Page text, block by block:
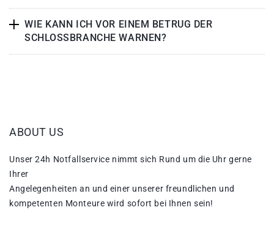
WIE KANN ICH VOR EINEM BETRUG DER
SCHLOSSBRANCHE WARNEN?
ABOUT US
Unser 24h Notfallservice nimmt sich Rund um die Uhr gerne
Ihrer
Angelegenheiten an und einer unserer freundlichen und
kompetenten Monteure wird sofort bei Ihnen sein!